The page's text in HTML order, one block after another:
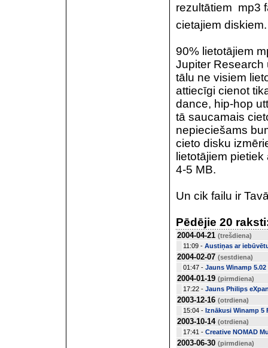
rezultātiem 
cietajiem
90% lietotājiem
Jupiter Research
tālu ne visiem
attiecīgi cienot
dance, hip-hop
tā saucamais
nepieciešams
cieto disku
lietotājiem
4-5 MB.
Un cik failu ir
Pēdējie 20
2004-04-21 (trešdiena)
11:09 - Austiņas ar
2004-02-07 (sestdiena)
01:47 - Jauns Winamp 5.02
2004-01-19 (pirmdiena)
17:22 - Jauns Philips
2003-12-16 (otrdiena)
15:04 - Iznākusi Winamp 5
2003-10-14 (otrdiena)
17:41 - Creative NOMAD
2003-06-30 (pirmdiena)